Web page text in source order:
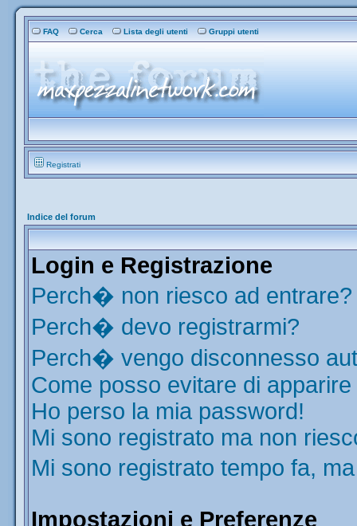
FAQ Cerca Lista degli utenti Gruppi utenti
Registrati
Indice del forum
Login e Registrazione
Perch� non riesco ad entrare?
Perch� devo registrarmi?
Perch� vengo disconnesso
Come posso evitare di
Ho perso la mia password!
Mi sono registrato ma non
Mi sono registrato tempo fa,
Impostazioni e Preferenze